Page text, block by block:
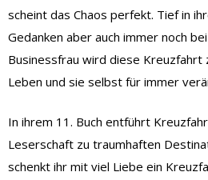
scheint das Chaos perfekt. Tief in
Gedanken aber auch immer noch
Businessfrau wird diese Kreuzfahrt
Leben und sie selbst für immer
In ihrem 11. Buch entführt
Leserschaft zu traumhaften
schenkt ihr mit viel Liebe ein